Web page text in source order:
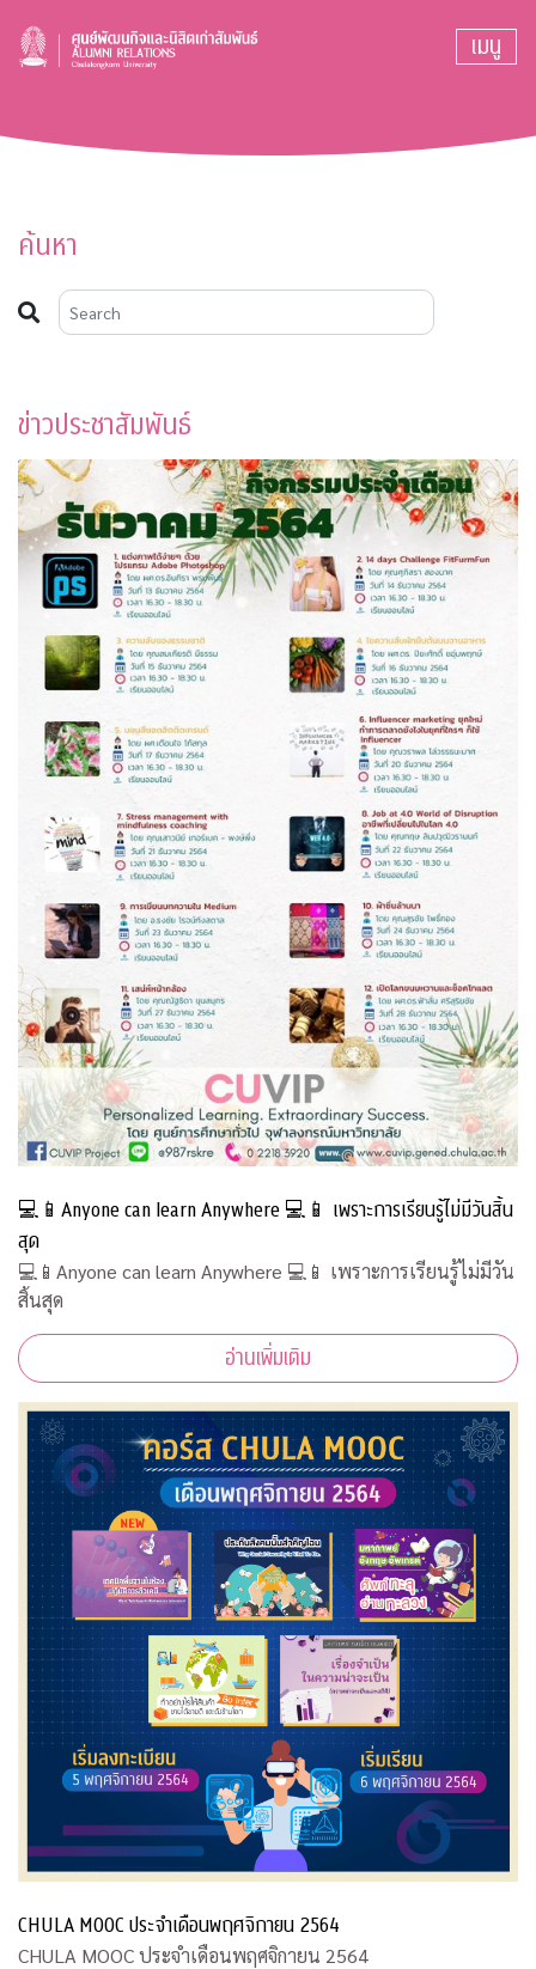
เมนู
ค้นหา
ข่าวประชาสัมพันธ์
💻📱Anyone can learn Anywhere 💻📱 เพราะการเรียนรู้ไม่มีวันสิ้น
สุด
💻📱Anyone can learn Anywhere 💻📱 เพราะการเรียนรู้ไม่มีวัน
สิ้นสุด
อ่านเพิ่มเติม
CHULA MOOC ประจำเดือนพฤศจิกายน 2564
CHULA MOOC ประจำเดือนพฤศจิกายน 2564